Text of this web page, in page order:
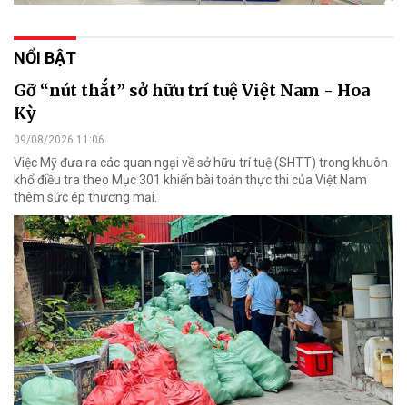
NỔI BẬT
Gỡ “nút thắt” sở hữu trí tuệ Việt Nam - Hoa
Kỳ
09/08/2026 11:06
Việc Mỹ đưa ra các quan ngại về sở hữu trí tuệ (SHTT) trong khuôn
khổ điều tra theo Mục 301 khiến bài toán thực thi của Việt Nam
thêm sức ép thương mại.